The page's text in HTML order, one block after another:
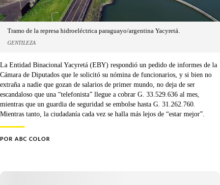
Tramo de la represa hidroeléctrica paraguayo/argentina Yacyretá.
GENTILEZA
La Entidad Binacional Yacyretá (EBY) respondió un pedido de informes de la
Cámara de Diputados que le solicitó su nómina de funcionarios, y si bien no
extraña a nadie que gozan de salarios de primer mundo, no deja de ser
escandaloso que una “telefonista” llegue a cobrar G. 33.529.636 al mes,
mientras que un guardia de seguridad se embolse hasta G. 31.262.760.
Mientras tanto, la ciudadanía cada vez se halla más lejos de “estar mejor”.
POR ABC COLOR